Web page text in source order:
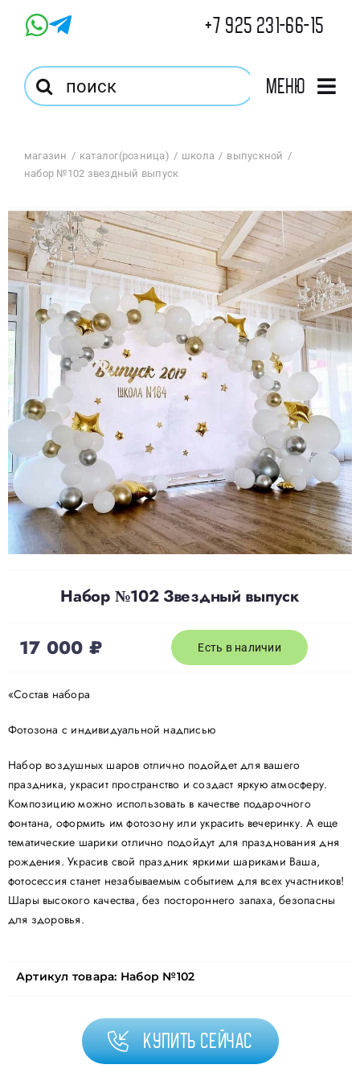
+7 925 231-66-15
Результат
поиска:
Меню
Магазин
Оптовый Магазин
Корзина
Избранное
Доставка
О нас
Отзывы
Контакты
Политика конфиденциальности
магазин каталог(розница) школа
выпускной
набор №102 звездный выпуск
Набор №102 Звездный выпуск
17 000₽ Есть в наличии
«Состав набора
Фотозона с индивидуальной надписью
Набор воздушных шаров отлично подойдет для вашего
праздника, украсит пространство и создаст яркую атмосферу.
Композицию можно использовать в качестве подарочного
фонтана, оформить им фотозону или украсить вечеринку. А еще
тематические шарики отлично подойдут для празднования дня
рождения. Украсив свой праздник яркими шариками Ваша,
фотосессия станет незабываемым событием для всех участников!
Шары высокого качества, без постороннего запаха, безопасны
для здоровья.
Артикул товара: Набор №102
Купить сейчас